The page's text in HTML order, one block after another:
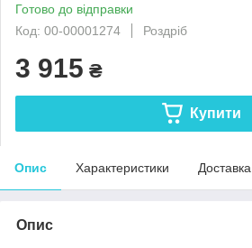
Готово до відправки
Код: 00-00001274
Роздріб
3 915 ₴
Купити
Опис Характеристики Доставка
Опис